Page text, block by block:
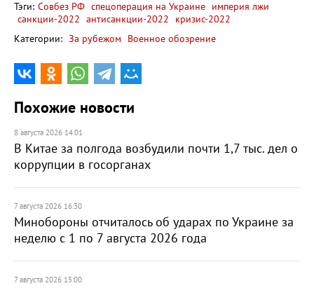
Тэги: Совбез РФ спецоперация на Украине империя лжи
санкции-2022 антисанкции-2022
кризис-2022
Категории: За рубежом Военное обозрение
Похожие новости
8 августа 2026 14:01
В Китае за полгода возбудили почти 1,7 тыс. дел о
коррупции в госорганах
7 августа 2026 16:30
Минобороны отчиталось об ударах по Украине за
неделю с 1 по 7 августа 2026 года
7 августа 2026 15:00